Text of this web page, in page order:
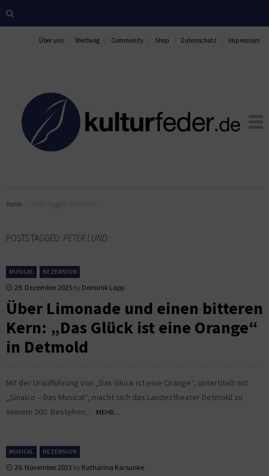
Über uns Werbung Community Shop Datenschutz Impressum
Home
POSTS TAGGED: PETER LUND
MUSICAL REZENSION
29. Dezember 2025 by Dominik Lapp
Über Limonade und einen bitteren
Kern: „Das Glück ist eine Orange“
in Detmold
Mit der Uraufführung von „Das Glück ist eine Orange“, untertitelt mit
„Sinalco – Das Musical“, macht sich das Landestheater Detmold zu
seinem 200. Bestehen...
MEHR...
MUSICAL REZENSION
20. November 2023 by Katharina Karsunke